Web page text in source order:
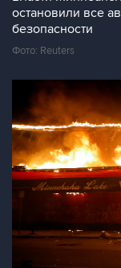
остановили все
безопасности
Фото: Reuters